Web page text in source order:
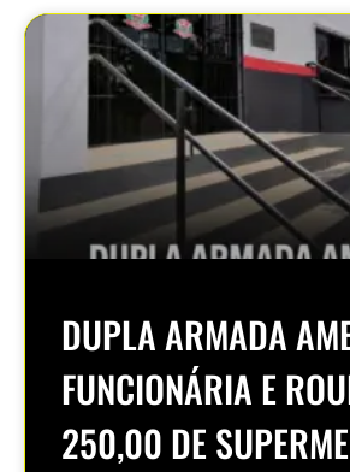
DUPLA ARMADA
FUNCIONÁRIA E
250,00 DE